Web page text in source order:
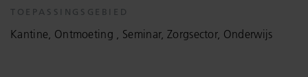
TOEPASSINGSGEBIED
Kantine, Ontmoeting , Seminar, Zorgsector, Onderwijs